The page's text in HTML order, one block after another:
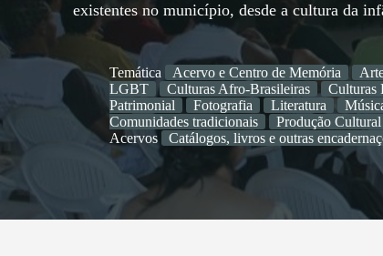
existentes no município, desde a cultura da
Temática Acervo e Centro de Memória
LGBT
Culturas Afro-Brasileiras Culturas
Patrimonial
Fotografia Literatura
Comunidades tradicionais
Produção Cultural
Acervos
Catálogos, livros e outras